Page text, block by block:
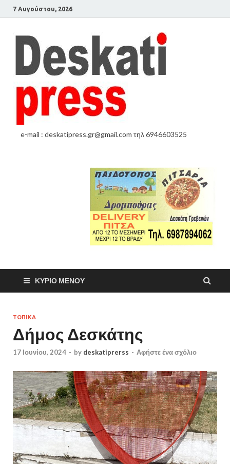
7 Αυγούστου, 2026
e-mail : deskatipress.gr@gmail.com τηλ 6946603525
ΚΎΡΙΟ ΜΕΝΟΎ
ΤΟΠΙΚΑ
Δήμος Δεσκάτης
17 Ιουνίου, 2024 - by deskatiprerss - Αφήστε ένα σχόλιο